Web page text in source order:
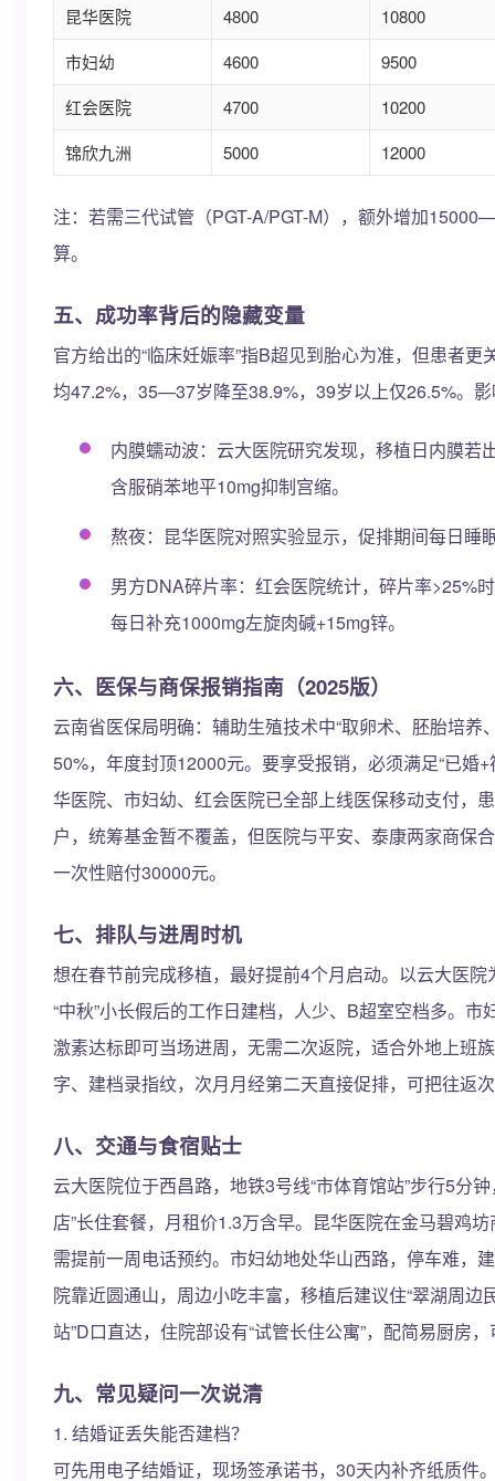
昆华医院
4800
10800
市妇幼
4600
9500
红会医院
4700
10200
锦欣九洲
5000 12000
注：若需三代试管（PGT-A/PGT-M），额外增加
算。
五、成功率背后的隐藏变量
官方给出的“临床妊娠率”指B超见到胎心为准，但患者
均47.2%，35—37岁降至38.9%，39岁以上仅26.5%。
内膜蠕动波：云大医院研究发现，移植日内膜
含服硝苯地平10mg抑制宫缩。
熬夜：昆华医院对照实验显示，促排期间每日睡
男方DNA碎片率：红会医院统计，碎片率>25%
每日补充1000mg左旋肉碱+15mg锌。
六、医保与商保报销指南（2025版）
云南省医保局明确：辅助生殖技术中“取卵术、胚胎培
50%，年度封顶12000元。要享受报销，必须满足“已婚
华医院、市妇幼、红会医院已全部上线医保移动支付，
户，统筹基金暂不覆盖，但医院与平安、泰康两家商保
一次性赔付30000元。
七、排队与进周时机
想在春节前完成移植，最好提前4个月启动。以云大医
“中秋”小长假后的工作日建档，人少、B超室空档多。
激素达标即可当场进周，无需二次返院，适合外地上班
字、建档录指纹，次月月经第二天直接促排，可把往返
八、交通与食宿贴士
云大医院位于西昌路，地铁3号线“市体育馆站”步行5分
店”长住套餐，月租价1.3万含早。昆华医院在金马碧鸡
需提前一周电话预约。市妇幼地处华山西路，停车难，
院靠近圆通山，周边小吃丰富，移植后建议住“翠湖周
站”D口直达，住院部设有“试管长住公寓”，配简易厨房
九、常见疑问一次说清
1. 结婚证丢失能否建档？
可先用电子结婚证，现场签承诺书，30天内补齐纸质件